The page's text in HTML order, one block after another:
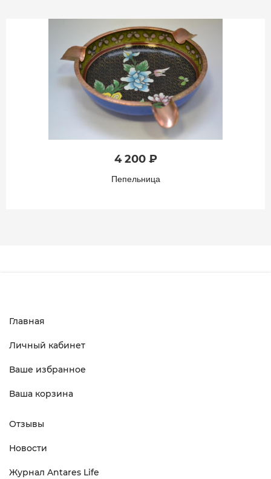
4 200 ₽
Пепельница
Главная
Личный кабинет
Ваше избранное
Ваша корзина
Отзывы
Новости
Журнал Antares Life